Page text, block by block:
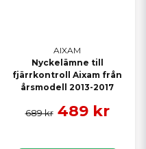
AIXAM
Nyckelämne till
fjärrkontroll Aixam från
årsmodell 2013-2017
689 kr 489 kr